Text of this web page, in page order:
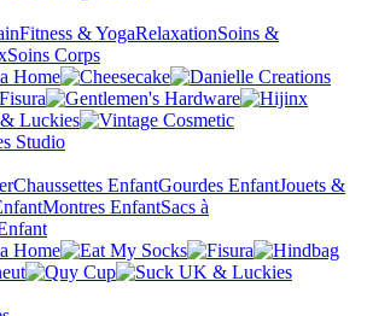
Fitness & YogaRelaxationSoins &
Soins Corps
Chaussettes EnfantGourdes EnfantJouets &
Montres EnfantSacs à